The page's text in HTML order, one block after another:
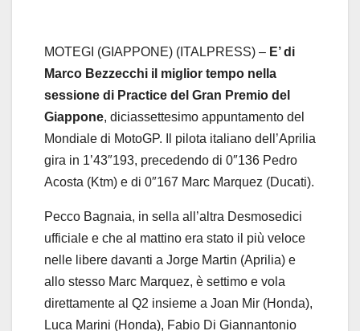
MOTEGI (GIAPPONE) (ITALPRESS) – E’ di
Marco Bezzecchi il miglior tempo nella
sessione di Practice del Gran Premio del
Giappone, diciassettesimo appuntamento del
Mondiale di MotoGP. Il pilota italiano dell’Aprilia
gira in 1’43″193, precedendo di 0″136 Pedro
Acosta (Ktm) e di 0″167 Marc Marquez (Ducati).
Pecco Bagnaia, in sella all’altra Desmosedici
ufficiale e che al mattino era stato il più veloce
nelle libere davanti a Jorge Martin (Aprilia) e
allo stesso Marc Marquez, è settimo e vola
direttamente al Q2 insieme a Joan Mir (Honda),
Luca Marini (Honda), Fabio Di Giannantonio